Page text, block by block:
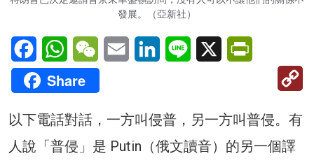
發展。（亞新社）
FacebookWhatsAppWeChatEmail LinkedInLine X
Share
以下電話對話，一方叫侵普，另一方叫普侵。有
人說「普侵」是 Putin（俄文讀音）的另一個譯